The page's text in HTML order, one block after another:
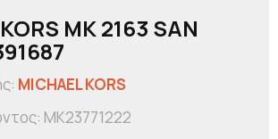
MK 2163 SAN
MICHAEL KORS
MK23771222